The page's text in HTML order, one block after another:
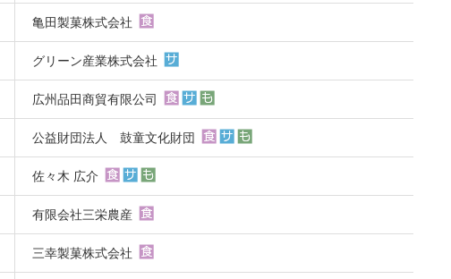
亀田製菓株式会社
グリーン産業株式会社
広州品田商貿有限公司
公益財団法人 鼓童文化財団
佐々木 広介
有限会社三栄農産
三幸製菓株式会社